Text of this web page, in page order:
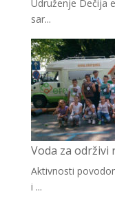
Udruženje Dečija
sar...
Voda za održivi
Aktivnosti
i ...